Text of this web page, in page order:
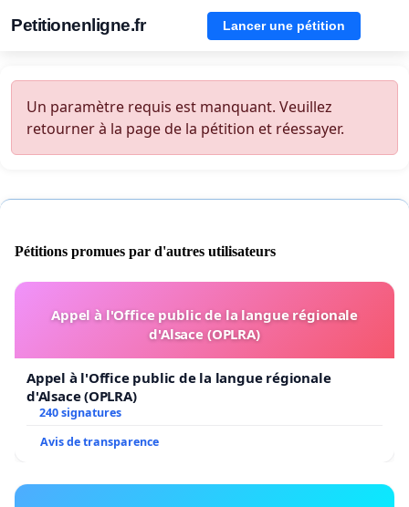
Petitionenligne.fr Lancer une pétition
Un paramètre requis est manquant. Veuillez
retourner à la page de la pétition et réessayer.
Pétitions promues par d'autres utilisateurs
Appel à l'Office public de la langue régionale
d'Alsace (OPLRA)
Appel à l'Office public de la langue régionale
d'Alsace (OPLRA)
240 signatures
Avis de transparence